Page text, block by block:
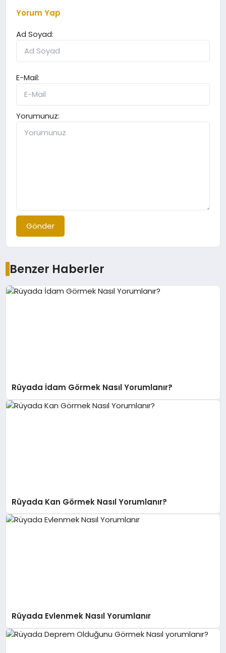
Yorum Yap
Ad Soyad:
E-Mail:
Yorumunuz:
Gönder
Benzer Haberler
Rüyada İdam Görmek Nasıl Yorumlanır?
Rüyada Kan Görmek Nasıl Yorumlanır?
Rüyada Evlenmek Nasıl Yorumlanır